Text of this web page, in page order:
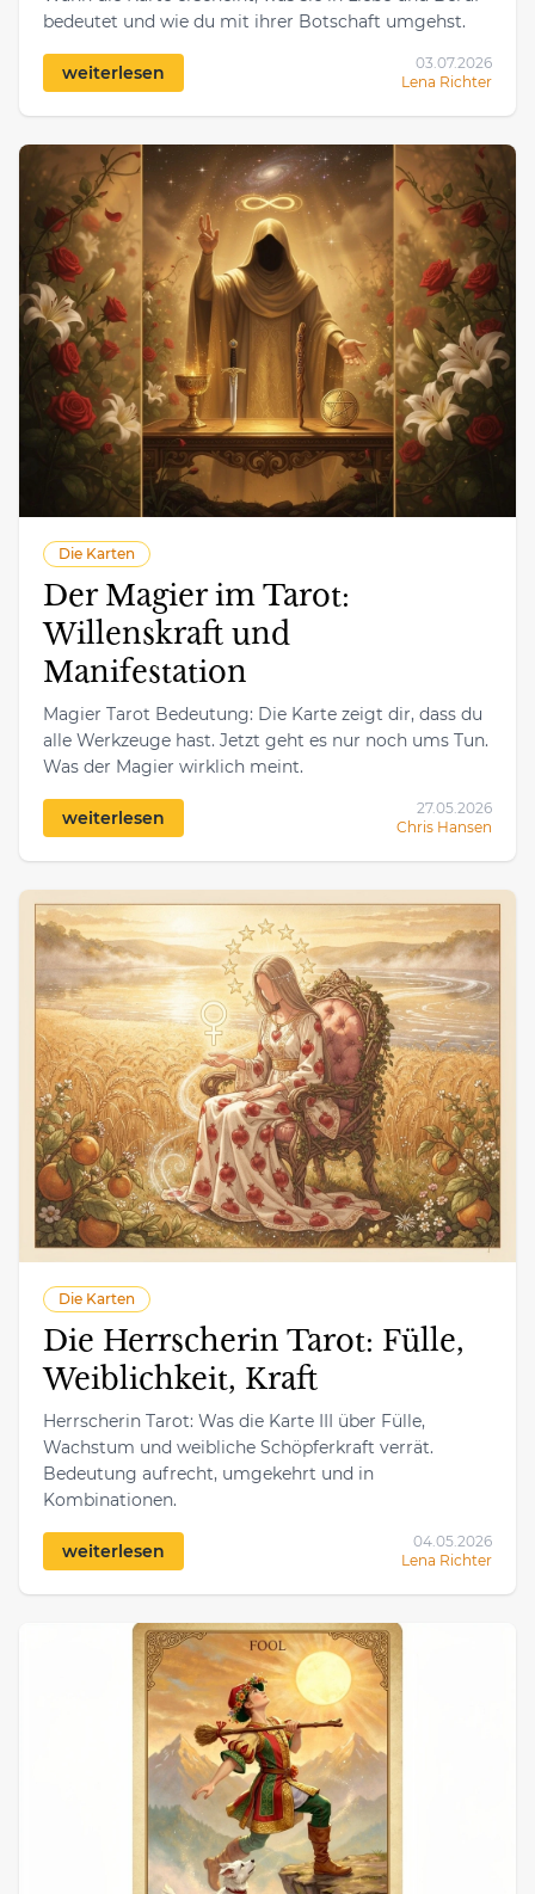
bedeutet und wie du mit ihrer Botschaft umgehst.
weiterlesen
03.07.2026
Lena Richter
Die Karten
Der Magier im Tarot:
Willenskraft und
Manifestation
Magier Tarot Bedeutung: Die Karte zeigt dir, dass du
alle Werkzeuge hast. Jetzt geht es nur noch ums Tun.
Was der Magier wirklich meint.
weiterlesen
27.05.2026
Chris Hansen
Die Karten
Die Herrscherin Tarot: Fülle,
Weiblichkeit, Kraft
Herrscherin Tarot: Was die Karte III über Fülle,
Wachstum und weibliche Schöpferkraft verrät.
Bedeutung aufrecht, umgekehrt und in
Kombinationen.
weiterlesen
04.05.2026
Lena Richter